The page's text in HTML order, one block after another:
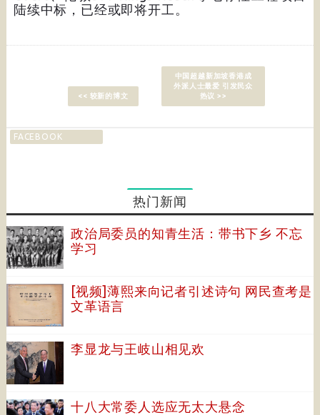
陆续中标，已经或即将开工。
<< 较新的博文
中国超越新加坡香港成
外派人士最爱 引发民众
热议 >>
FACEBOOK
热门新闻
政治局委员的知青生活：带书下乡 不忘
学习
[视频]薄熙来向记者引述诗句 网民查考是
文革语言
李显龙与王岐山相见欢
十八大常委人选应无太大悬念